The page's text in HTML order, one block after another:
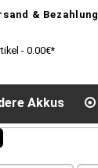
& Bezahlung
- 0.00€*
Akkus